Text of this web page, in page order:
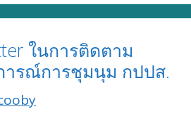
ในการติดตาม
ารณ์การชุมนุม กปปส.